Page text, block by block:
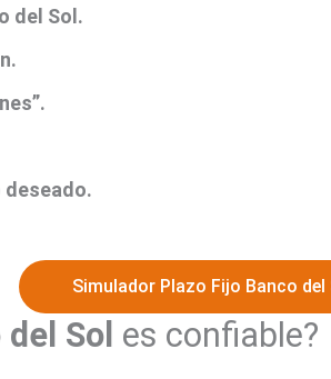
del Sol.
deseado.
Simulador Plazo Fijo Banco del
Sol es confiable?